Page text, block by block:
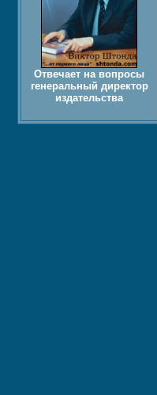
Отвечает на вопросы
генеральный директор
издательства